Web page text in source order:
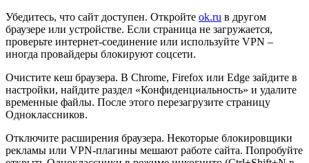
Убедитесь, что сайт доступен. Откройте ok.ru в другом
браузере или устройстве. Если страница не загружается,
проверьте интернет-соединение или используйте VPN –
иногда провайдеры блокируют соцсети.
Очистите кеш браузера. В Chrome, Firefox или Edge зайдите в
настройки, найдите раздел «Конфиденциальность» и удалите
временные файлы. После этого перезагрузите страницу
Одноклассников.
Отключите расширения браузера. Некоторые блокировщики
рекламы или VPN-плагины мешают работе сайта. Попробуйте